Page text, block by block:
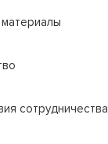
сотрудничества